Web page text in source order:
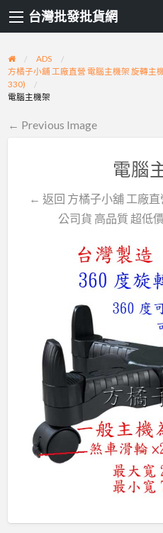
台灣批發批貨網
ADS
方橘子小舖 工廠直營 電腦主機架 旋轉主
330)
電腦主機架
← Previous Image
電腦
← 返回 方橘子小舖 工廠
公司貨 高品質 超低